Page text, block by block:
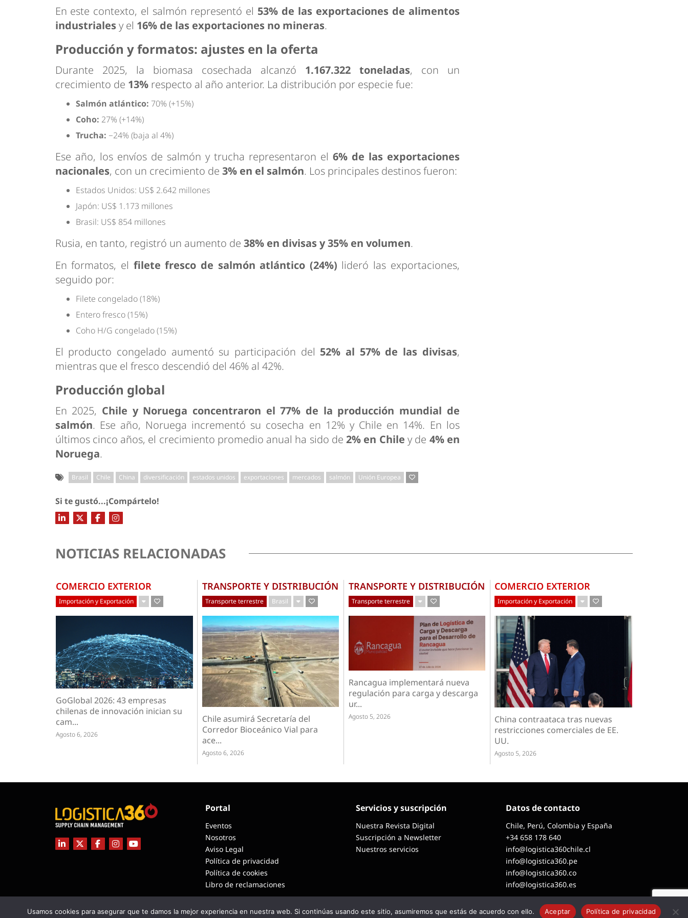
En este contexto, el salmón representó el 53% de las exportaciones de alimentos
industrialesy el 16% de las exportaciones no mineras.
Producción y formatos: ajustes en la oferta
Durante 2025, la biomasa cosechada alcanzó 1.167.322 toneladas, con un
crecimiento de 13%respecto al año anterior. La distribución por especie fue:
Salmón atlántico: 70% (+15%)
Coho: 27% (+14%)
Trucha: −24% (baja al 4%)
Ese año, los envíos de salmón y trucha representaron el 6% de las exportaciones
nacionales, con un crecimiento de 3% en el salmón. Los principales destinos fueron:
Estados Unidos: US$ 2.642 millones
Japón: US$ 1.173 millones
Brasil: US$ 854 millones
Rusia, en tanto, registró un aumento de 38% en divisas y 35% en volumen.
En formatos, el filete fresco de salmón atlántico (24%) lideró las exportaciones,
seguido por:
Filete congelado (18%)
Entero fresco (15%)
Coho H/G congelado (15%)
El producto congelado aumentó su participación del 52% al 57% de las divisas,
mientras que el fresco descendió del 46% al 42%.
Producción global
En 2025, Chile y Noruega concentraron el 77% de la producción mundial de
salmón. Ese año, Noruega incrementó su cosecha en 12% y Chile en 14%. En los
últimos cinco años, el crecimiento promedio anual ha sido de2% en Chile y de 4% en
Noruega.
Brasil Chile China diversificación estados unidos exportaciones mercados salmón Unión Europea
Si te gustó...¡Compártelo!
NOTICIAS RELACIONADAS
COMERCIO EXTERIOR
Importación y Exportación
GoGlobal 2026: 43 empresas
chilenas de innovación inician su
cam...
Agosto 6, 2026
TRANSPORTE Y DISTRIBUCIÓN
Transporte terrestre Brasil
Chile asumirá Secretaría del
Corredor Bioceánico Vial para
ace...
Agosto 6, 2026
TRANSPORTE Y DISTRIBUCIÓN
Transporte terrestre
Rancagua implementará nueva
regulación para carga y descarga
ur...
Agosto 5, 2026
COMERCIO EXTERIOR
Importación y Exportación
China contraataca tras nuevas
restricciones comerciales de EE.
UU.
Agosto 5, 2026
Portal
Eventos
Nosotros
Aviso Legal
Política de privacidad
Política de cookies
Libro de reclamaciones
Servicios y suscripción
Nuestra Revista Digital
Suscripción a Newsletter
Nuestros servicios
Datos de contacto
Chile, Perú, Colombia y España
+34 658 178 640
info@logistica360chile.cl
info@logistica360.pe
info@logistica360.co
info@logistica360.es
Usamos cookies para asegurar que te damos la mejor experiencia en nuestra web. Si continúas usando este sitio, asumiremos que estás de acuerdo con ello. Aceptar Política de privacidad